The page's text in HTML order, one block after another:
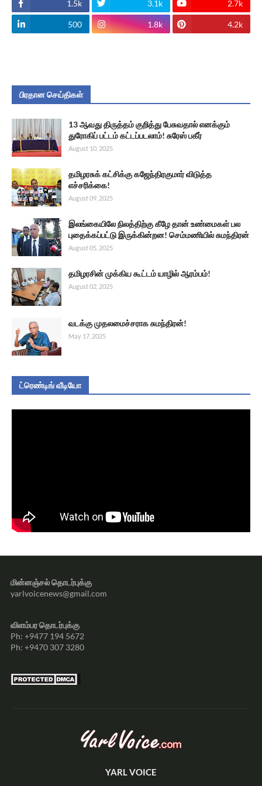
1.5k 3.1k 2.7k
500 1.8k 4.2k
பிரதான செய்திகள்
13 ஆவது திருத்தம் குறித்து பேசுவதால் எனக்கும்
துரோகிப் பட்டம் கட்டப்படலாம்! சுரேஸ் பகீர்
August 10, 2025
தமிழரசுக் கட்சிக்கு கஜேந்திரகுமார் விடுத்த
எச்சரிக்கை!
August 09, 2025
இலங்கையிலே நிலத்திற்கு கீழே தான் உண்மைகள் பல
புதைக்கப்பட்டு இருக்கின்றன! செம்மணியில் சுமந்திரன்
August 05, 2025
தமிழரசின் முக்கிய கூட்டம் யாழில் ஆரம்பம்!
August 02, 2025
வடக்கு முதலமைச்சராக சுமந்திரன்!
May 17, 2025
ட்ரெண்டிங் வீடியோ
மின்னஞ்சல் தொடர்புக்கு
yarlvoicenews@gmail.com
விளம்பர தொடர்புக்கு
Ph: +9477 194 5672
Ph: +9470 307 3280
YARL VOICE